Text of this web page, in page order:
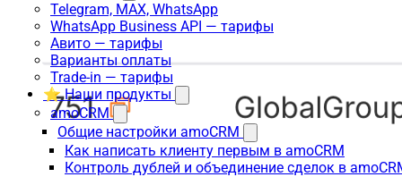
Telegram, MAX, WhatsApp
WhatsApp Business API — тарифы
Авито — тарифы
Варианты оплаты
Trade-in — тарифы
⭐ Наши продукты
amoCRM
Общие настройки amoCRM
Как написать клиенту первым в amoCRM
Контроль дублей и объединение сделок в